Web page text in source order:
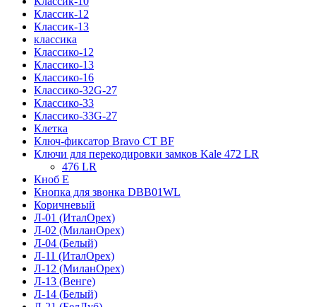
Классик-12
Классик-13
классика
Классико-12
Классико-13
Классико-16
Классико-32G-27
Классико-33
Классико-33G-27
Клетка
Ключ-фиксатор Bravo СТ BF
Ключи для перекодировки замков Kale 472 LR
476 LR
Кноб Е
Кнопка для звонка DBB01WL
Коричневый
Л-01 (ИталОрех)
Л-02 (МиланОрех)
Л-04 (Белый)
Л-11 (ИталОрех)
Л-12 (МиланОрех)
Л-13 (Венге)
Л-14 (Белый)